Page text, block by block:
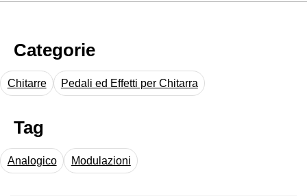
Categorie
Chitarre Pedali ed Effetti per Chitarra
Tag
Analogico Modulazioni